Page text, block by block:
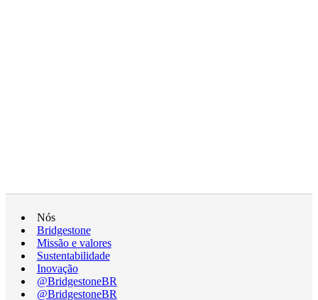
Nós
Bridgestone
Missão e valores
Sustentabilidade
Inovação
@BridgestoneBR
@BridgestoneBR